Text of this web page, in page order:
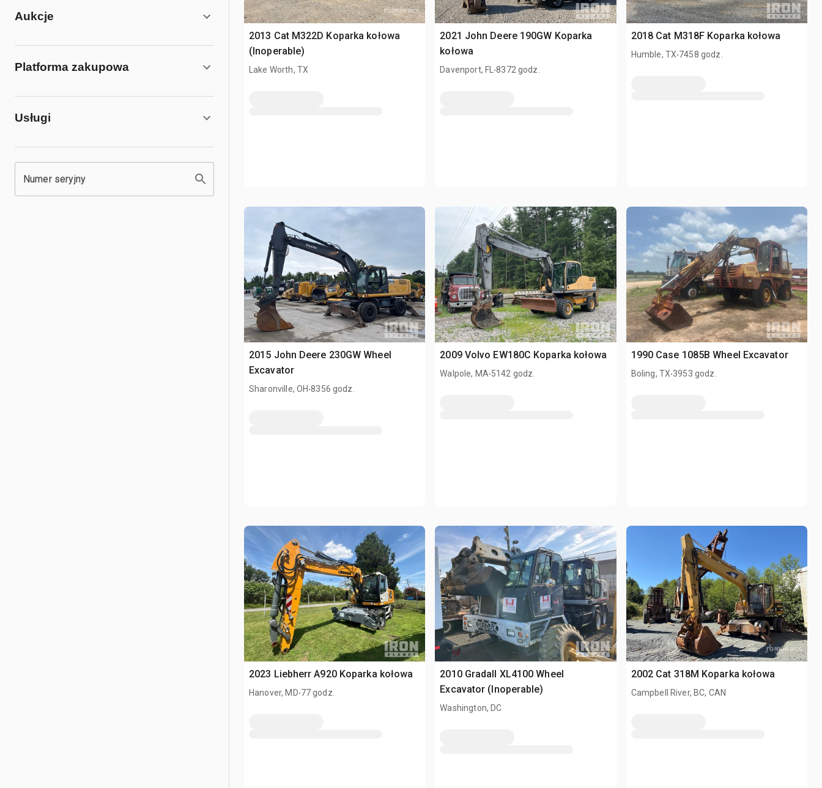
Aukcje
Platforma zakupowa
Usługi
Numer seryjny
2013 Cat M322D Koparka kołowa
(Inoperable)
Lake Worth, TX
2021 John Deere 190GW Koparka
kołowa
Davenport, FL.8372 godz.
2018 Cat M318F Koparka kołowa
Humble, TX.7458 godz.
2015 John Deere 230GW Wheel
Excavator
Sharonville, OH.8356 godz.
2009 Volvo EW180C Koparka kołowa
Walpole, MA.5142 godz.
1990 Case 1085B Wheel Excavator
Boling, TX.3953 godz.
2023 Liebherr A920 Koparka kołowa
Hanover, MD.77 godz.
2010 Gradall XL4100 Wheel
Excavator (Inoperable)
Washington, DC
2002 Cat 318M Koparka kołowa
Campbell River, BC, CAN